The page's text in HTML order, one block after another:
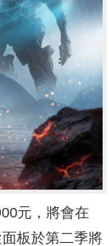
元，將會在
板於第二季將